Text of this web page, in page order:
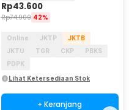
Rp43.600
Rp74.900 42%
Online JKTP
JKTB
JKTU
TGR CKP
PBKS
PDPK
Lihat Ketersediaan Stok
+ Keranjang